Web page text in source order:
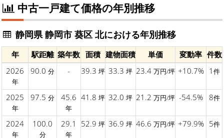
中古一戸建て価格の年別推移
静岡県 静岡市 葵区 北における年別推移
年 駅距離 築年数 面積 建物面積 単価 変動率 件数
2026
年
90.0 分 - 39.3 坪 33.3 坪 23.4 万円/坪 +10.7% 1 件
2025
年
97.5 分 45.6
年
41.8 坪 32.0 坪 21.2 万円/坪 -54.5% 8件
2024
年
100.0
分
29.1
年
52.9 坪 36.9 坪 46.6 万円/坪 +79.9% 5件